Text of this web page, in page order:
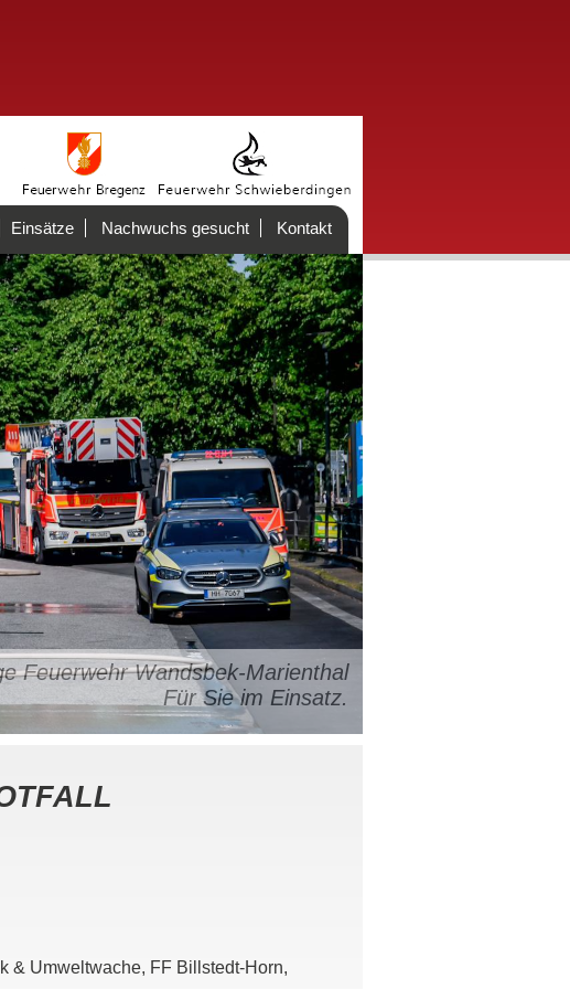
Einsätze Nachwuchs gesucht Kontakt
Feuerwehr Wandsbek-Marienthal
Für Sie im Einsatz.
& Umweltwache, FF Billstedt-Horn,